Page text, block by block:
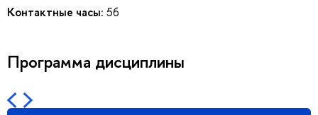
Контактные часы: 56
Программа дисциплины